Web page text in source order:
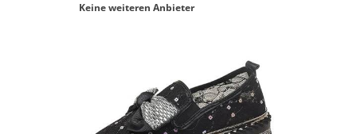
Keine weiteren Anbieter